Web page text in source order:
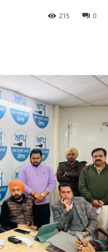
0
215